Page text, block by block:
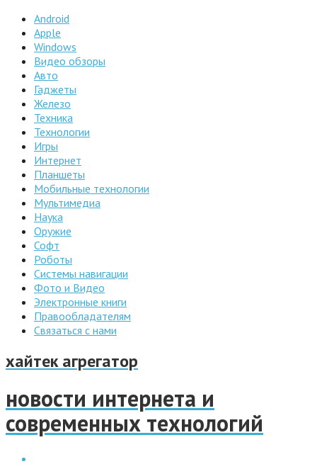
Android
Apple
Windows
Видео обзоры
Авто
Гаджеты
Железо
Техника
Технологии
Игры
Интернет
Планшеты
Мобильные технологии
Мультимедиа
Наука
Оружие
Софт
Роботы
Системы навигации
Фото и Видео
Электронные книги
Правообладателям
Связаться с нами
хайтек агрегатор
новости интернета и
современных технологий